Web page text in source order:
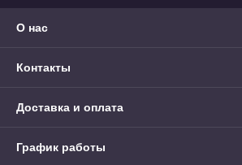
О нас
Контакты
Доставка и оплата
График работы